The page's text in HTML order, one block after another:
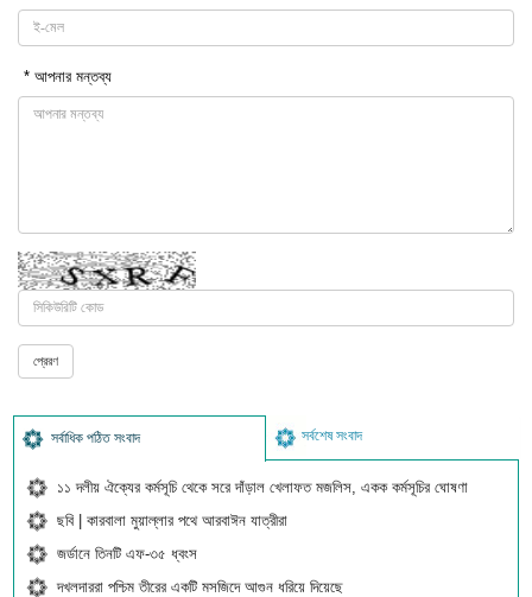
* আপনার মন্তব্য
সর্বাধিক পঠিত সংবাদ সর্বশেষ সংবাদ
১১ দলীয় ঐক্যের কর্মসূচি থেকে সরে দাঁড়াল খেলাফত মজলিস, একক কর্মসূচির ঘোষণা
ছবি | কারবালা মুয়াল্লার পথে আরবাঈন যাত্রীরা
জর্ডানে তিনটি এফ-৩৫ ধ্বংস
দখলদাররা পশ্চিম তীরের একটি মসজিদে আগুন ধরিয়ে দিয়েছে